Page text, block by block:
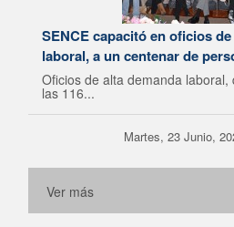
SENCE capacitó en oficios
laboral, a un centenar de
Oficios de alta demanda
las 116...
Martes, 23 Junio,
Ver más